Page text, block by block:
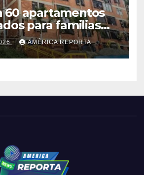
60 apartamentos
para familias
Ana Victoria
AMÉRICA REPORTA